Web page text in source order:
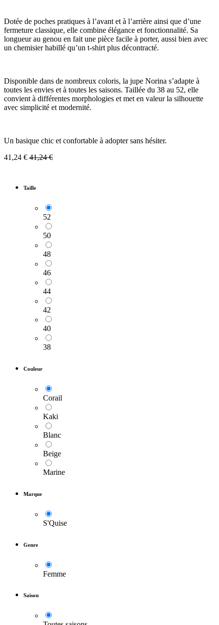
Dotée de poches pratiques à l’avant et à l’arrière ainsi que d’une
fermeture classique, elle combine élégance et fonctionnalité. Sa
longueur au genou en fait une pièce facile à porter, aussi bien avec
un chemisier habillé qu’un t-shirt plus décontracté.
Disponible dans de nombreux coloris, la jupe Norina s’adapte à
toutes les envies et à toutes les saisons. Taillée du 38 au 52, elle
convient à différentes morphologies et met en valeur la silhouette
avec simplicité et modernité.
Un basique chic et confortable à adopter sans hésiter.
41,24 € 41,24€
Taille
52
50
48
46
44
42
40
38
Couleur
Corail
Kaki
Blanc
Beige
Marine
Marque
S'Quise
Genre
Femme
Saison